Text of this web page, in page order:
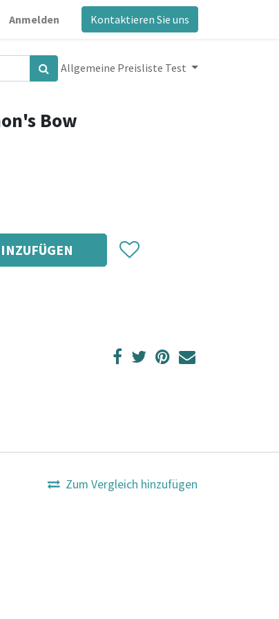
Anmelden Kontaktieren Sie uns
Allgemeine Preisliste Test
Bow
Zum Vergleich hinzufügen